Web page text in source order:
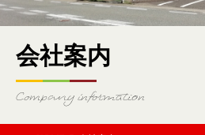
会社案内
Company information